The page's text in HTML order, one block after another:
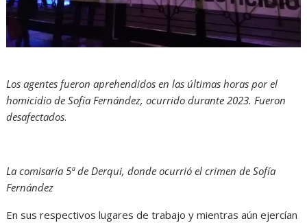
Los agentes fueron aprehendidos en las últimas horas por el
homicidio de Sofía Fernández, ocurrido durante 2023. Fueron
desafectados.
La comisaría 5ª de Derqui, donde ocurrió el crimen de Sofía
Fernández
En sus respectivos lugares de trabajo y mientras aún ejercían